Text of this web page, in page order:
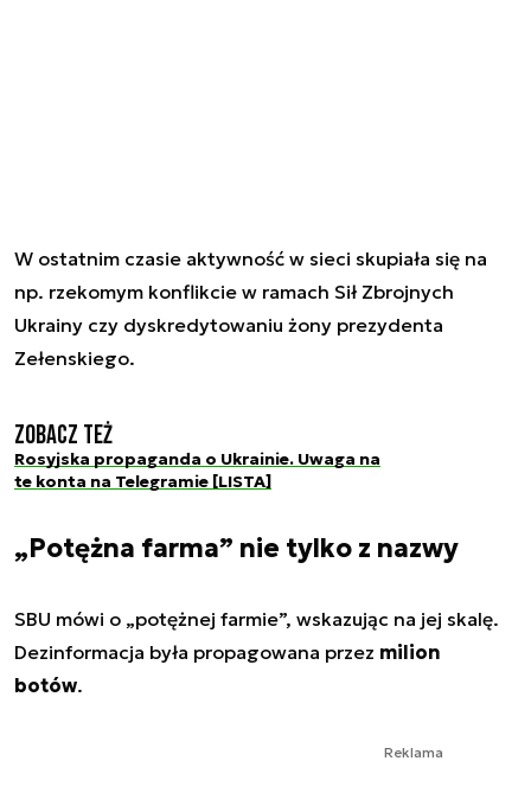
W ostatnim czasie aktywność w sieci skupiała się na
np. rzekomym konflikcie w ramach Sił Zbrojnych
Ukrainy czy dyskredytowaniu żony prezydenta
Zełenskiego.
Zobacz też
Rosyjska propaganda o Ukrainie. Uwaga na
te konta na Telegramie [LISTA]
„Potężna farma” nie tylko z nazwy
SBU mówi o „potężnej farmie”, wskazując na jej skalę.
Dezinformacja była propagowana przez milion
botów.
Reklama